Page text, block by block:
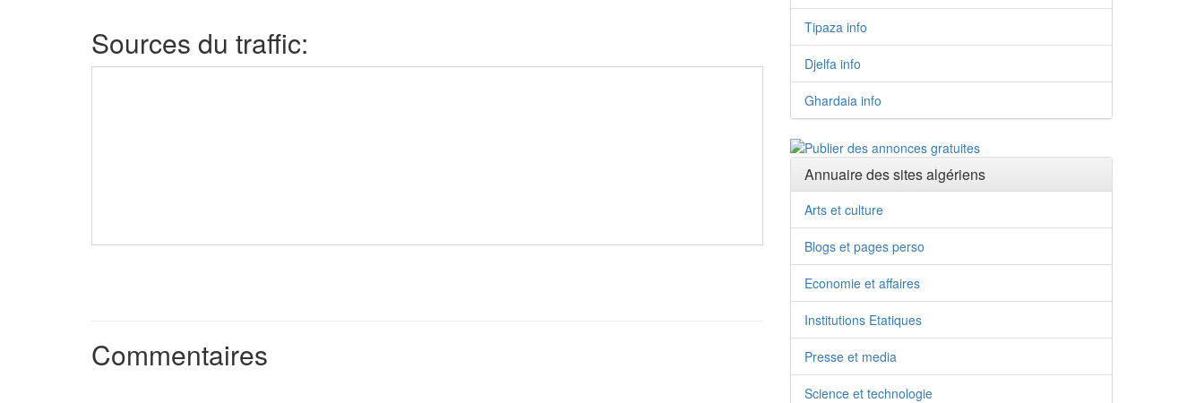
Sources du traffic:
Commentaires
Tipaza info
Djelfa info
Ghardaia info
Annuaire des sites algériens
Arts et culture
Blogs et pages perso
Economie et affaires
Institutions Etatiques
Presse et media
Science et technologie